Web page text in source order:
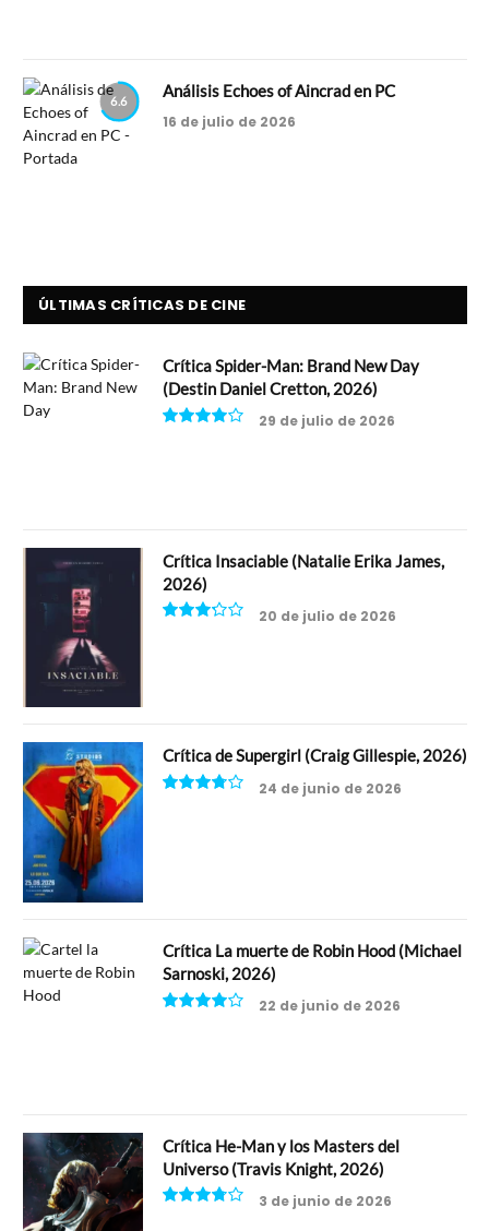
6.6
Análisis Echoes of Aincrad en PC
16 de julio de 2026
ÚLTIMAS CRÍTICAS DE CINE
Crítica Spider-Man: Brand New Day
(Destin Daniel Cretton, 2026)
29 de julio de 2026
Crítica Insaciable (Natalie Erika James,
2026)
20 de julio de 2026
Crítica de Supergirl (Craig Gillespie, 2026)
24 de junio de 2026
Crítica La muerte de Robin Hood (Michael
Sarnoski, 2026)
22 de junio de 2026
Crítica He-Man y los Masters del
Universo (Travis Knight, 2026)
3 de junio de 2026